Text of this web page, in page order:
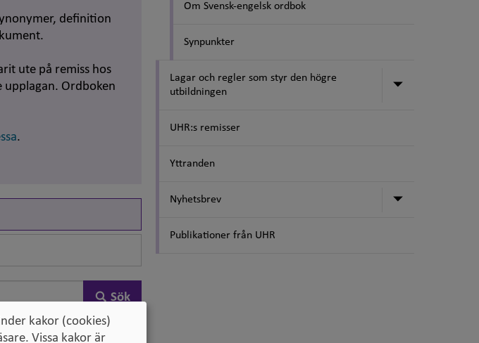
definition
ute på remiss hos
upplagan. Ordboken
.
Sök
Om Svensk-engelsk ordbok
Synpunkter
Lagar och regler som styr den högre
utbildningen
Undermeny
UHR:s remisser
Yttranden
Nyhetsbrev Undermeny
Publikationer från UHR
kakor (cookies)
Vissa kakor är